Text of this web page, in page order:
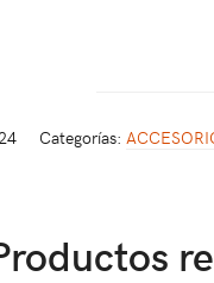
Categorías: